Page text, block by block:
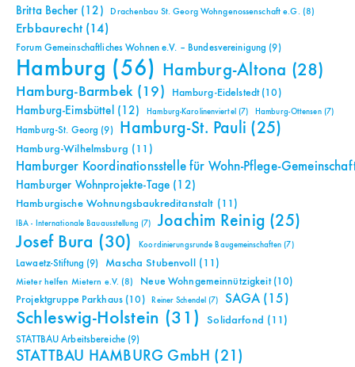
Britta Becher(12) Drachenbau St. Georg Wohngenossenschaft e.G. (8)
Erbbaurecht(14)
Forum Gemeinschaftliches Wohnen e.V. – Bundesvereinigung (9)
Hamburg (56) Hamburg-Altona (28)
Hamburg-Barmbek(19) Hamburg-Eidelstedt(10)
Hamburg-Eimsbüttel (12) Hamburg-Karolinenviertel (7) Hamburg-Ottensen(7)
Hamburg-St. Georg (9) Hamburg-St. Pauli (25)
Hamburg-Wilhelmsburg (11)
Hamburger Koordinationsstelle für Wohn-Pflege-
Hamburger Wohnprojekte-Tage (12)
Hamburgische Wohnungsbaukreditanstalt (11)
IBA - Internationale Bauausstellung (7) Joachim Reinig (25)
Josef Bura (30) Koordinierungsrunde Baugemeinschaften (7)
Lawaetz-Stiftung (9) Mascha Stubenvoll (11)
Mieter helfen Mietern e.V. (8) Neue Wohngemeinnützigkeit(10)
Projektgruppe Parkhaus (10) Reiner Schendel (7) SAGA(15)
Schleswig-Holstein (31) Solidarfond (11)
STATTBAU Arbeitsbereiche (9)
STATTBAU HAMBURG GmbH (21)